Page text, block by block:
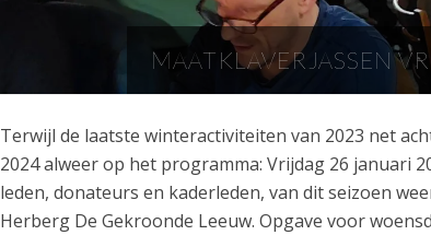
MAATKLAVERJASSEN
Terwijl de laatste winteractiviteiten van 2023 net
2024 alweer op het programma: Vrijdag 26 januari
leden, donateurs en kaderleden, van dit seizoen
Herberg De Gekroonde Leeuw. Opgave voor